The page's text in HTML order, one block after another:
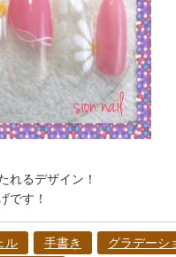
れるデザイン！
です！
ル 手書き
グラデーシ